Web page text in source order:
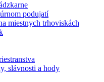
podujatí
miestnych trhoviskách
slávnosti a hody